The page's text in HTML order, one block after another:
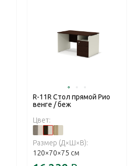
R-11R Стол прямой Рио
венге / беж
Цвет:
Размер (Д×Ш×В):
120×70×75 см